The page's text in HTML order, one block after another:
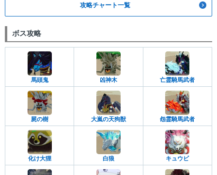
攻略チャート一覧
ボス攻略
馬頭鬼 凶神木 亡霊騎馬武者
屍の樹 大嵐の天狗獣 怨霊騎馬武者
化け大狸 白狼 キュウビ